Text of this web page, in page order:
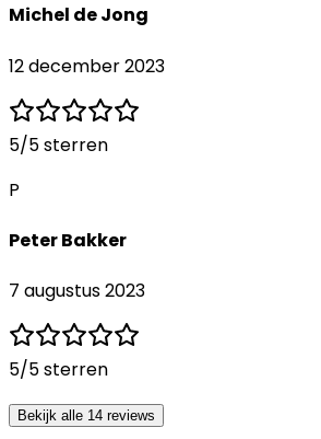
Michel de Jong
12 december 2023
5/5 sterren
P
Peter Bakker
7 augustus 2023
5/5 sterren
Bekijk alle 14 reviews